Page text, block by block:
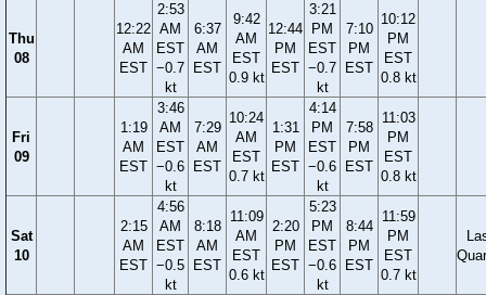
Thu
08
12:22
AM
EST
2:53
AM
EST
−0.7
kt
6:37
AM
EST
9:42
AM
EST
0.9 kt
12:44
PM
EST
3:21
PM
EST
−0.7
kt
7:10
PM
EST
10:12
PM
EST
0.8 kt
Fri
09
1:19
AM
EST
3:46
AM
EST
−0.6
kt
7:29
AM
EST
10:24
AM
EST
0.7 kt
1:31
PM
EST
4:14
PM
EST
−0.6
kt
7:58
PM
EST
11:03
PM
EST
0.8 kt
Sat
10
2:15
AM
EST
4:56
AM
EST
−0.5
kt
8:18
AM
EST
11:09
AM
EST
0.6 kt
2:20
PM
EST
5:23
PM
EST
−0.6
kt
8:44
PM
EST
11:59
PM
EST
0.7 kt